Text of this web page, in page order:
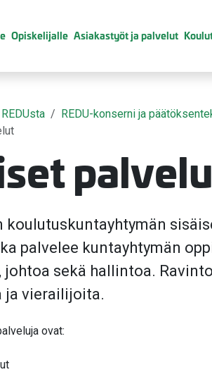
Opiskelijalle Asiakastyöt ja palvelut
REDU-konserni ja
koulutuskuntayhtymän
palvelee kuntayhtymän
johtoa sekä hallintoa.
ja vierailijoita.
ovat: